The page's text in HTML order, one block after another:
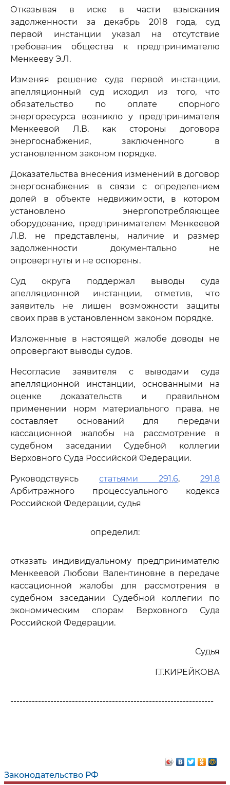
Законодательство РФ
Отказывая в иске в части взыскания
задолженности за декабрь 2018 года, суд
первой инстанции указал на отсутствие
требования общества к предпринимателю
Менкееву Э.Л.
Изменяя решение суда первой инстанции,
апелляционный суд исходил из того, что
обязательство по оплате спорного
энергоресурса возникло у предпринимателя
Менкеевой Л.В. как стороны договора
энергоснабжения, заключенного в
установленном законом порядке.
Доказательства внесения изменений в договор
энергоснабжения в связи с определением
долей в объекте недвижимости, в котором
установлено энергопотребляющее
оборудование, предпринимателем Менкеевой
Л.В. не представлены, наличие и размер
задолженности документально не
опровергнуты и не оспорены.
Суд округа поддержал выводы суда
апелляционной инстанции, отметив, что
заявитель не лишен возможности защиты
своих прав в установленном законом порядке.
Изложенные в настоящей жалобе доводы не
опровергают выводы судов.
Несогласие заявителя с выводами суда
апелляционной инстанции, основанными на
оценке доказательств и правильном
применении норм материального права, не
составляет оснований для передачи
кассационной жалобы на рассмотрение в
судебном заседании Судебной коллегии
Верховного Суда Российской Федерации.
Руководствуясь статьями 291.6, 291.8
Арбитражного процессуального кодекса
Российской Федерации, судья
определил:
отказать индивидуальному предпринимателю
Менкеевой Любови Валентиновне в передаче
кассационной жалобы для рассмотрения в
судебном заседании Судебной коллегии по
экономическим спорам Верховного Суда
Российской Федерации.
Судья
Г.Г.КИРЕЙКОВА
------------------------------------------------------------------